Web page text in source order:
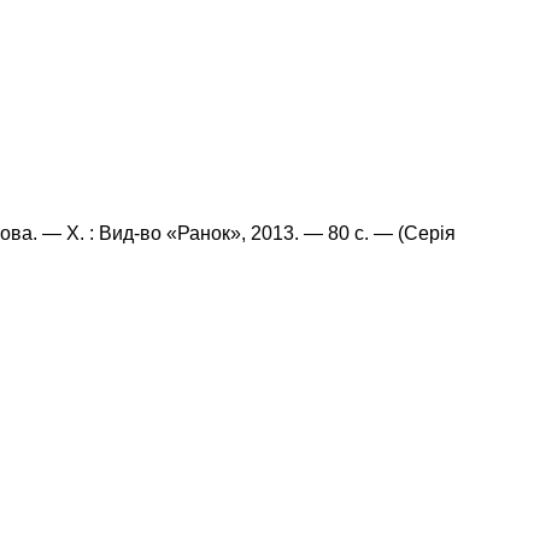
— Х. : Вид-во «Ранок», 2013. — 80 с. — (Серія